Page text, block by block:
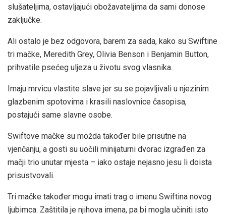
slušateljima, ostavljajući obožavateljima da sami donose
zaključke.
Ali ostalo je bez odgovora, barem za sada, kako su Swiftine
tri mačke, Meredith Grey, Olivia Benson i Benjamin Button,
prihvatile psećeg uljeza u životu svog vlasnika.
Imaju mrvicu vlastite slave jer su se pojavljivali u njezinim
glazbenim spotovima i krasili naslovnice časopisa,
postajući same slavne osobe.
Swiftove mačke su možda također bile prisutne na
vjenčanju, a gosti su uočili minijaturni dvorac izgrađen za
mačji trio unutar mjesta – iako ostaje nejasno jesu li doista
prisustvovali.
Tri mačke također mogu imati trag o imenu Swiftina novog
ljubimca. Zaštitila je njihova imena, pa bi mogla učiniti isto